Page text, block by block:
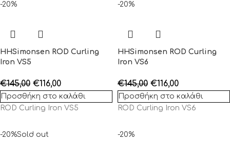
-20%
HHSimonsen ROD Curling
Iron VS5
€145,00 €116,00
Προσθήκη στο καλάθι
ROD Curling Iron VS5
-20%
HHSimonsen ROD Curling
Iron VS6
€145,00 €116,00
Προσθήκη στο καλάθι
ROD Curling Iron VS6
-20%Sold out -20%